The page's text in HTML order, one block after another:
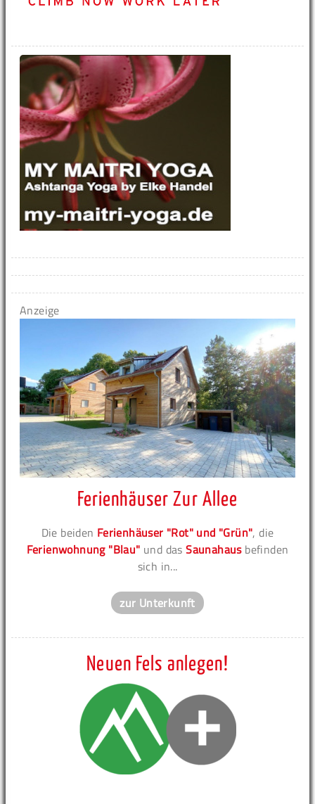
Anzeige
Ferienhäuser Zur Allee
Die beiden Ferienhäuser "Rot" und "Grün", die
Ferienwohnung "Blau" und dasSaunahausbefinden
sich in...
zur Unterkunft
Neuen Fels anlegen!